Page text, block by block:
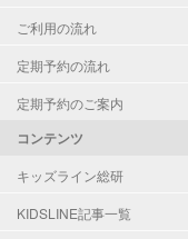
ご利用の流れ
定期予約の流れ
定期予約のご案内
コンテンツ
キッズライン総研
KIDSLINE記事一覧